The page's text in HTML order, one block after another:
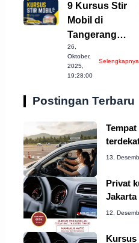
9 Kursus Stir
Mobil di
Tangerang
Selatan yang
Wajib Anda
Coba!
26,
Oktober,
2025,
19:28:00
Selengkapnya
Postingan Terbaru
13,
Privat
Jakarta
12,
Kursus